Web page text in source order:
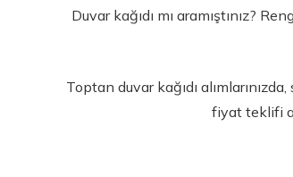
Duvar kağıdı mı aramıştınız?
Toptan duvar kağıdı
fiyat teklifi